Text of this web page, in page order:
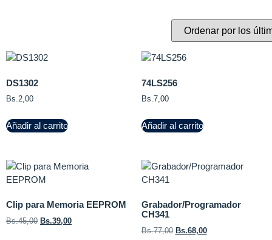
DS1302
Bs.2,00
Añadir al carrito
74LS256
Bs.7,00
Añadir al carrito
Clip para Memoria EEPROM
Bs.45,00 Bs.39,00
Grabador/Programador
CH341
Bs.77,00 Bs.68,00